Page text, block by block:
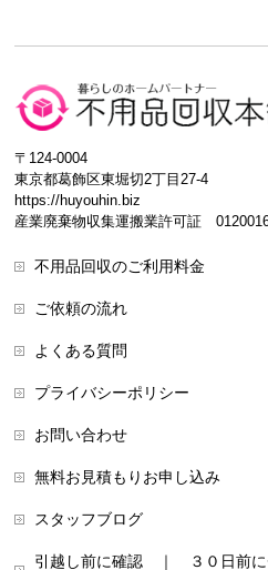
〒124-0004
東京都葛飾区東堀切2丁目27-4
https://huyouhin.biz
産業廃棄物収集運搬業許可証
不用品回収のご利用料金
ご依頼の流れ
よくある質問
プライバシーポリシー
お問い合わせ
無料お見積もりお申し込み
スタッフブログ
引越し前に確認 ｜ ３０日前に